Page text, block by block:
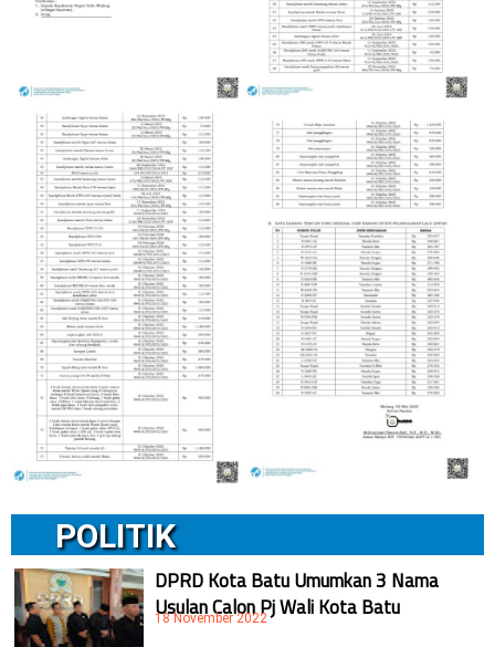
POLITIK
DPRD Kota Batu Umumkan 3 Nama
Usulan Calon Pj Wali Kota Batu
18 November 2022